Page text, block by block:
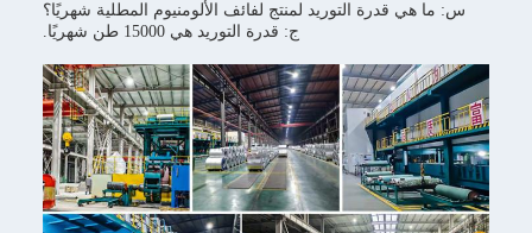
س: ما هي قدرة التوريد لمنتج لفائف الألومنيوم المطلية شهريًا؟
ج: قدرة التوريد هي 15000 طن شهريًا.